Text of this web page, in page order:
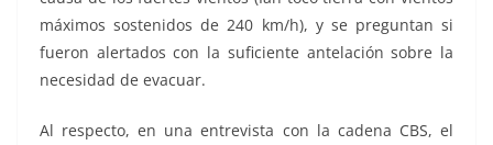
máximos sostenidos de 240 km/h), y se preguntan si
fueron alertados con la suficiente antelación sobre la
necesidad de evacuar.
Al respecto, en una entrevista con la cadena CBS, el